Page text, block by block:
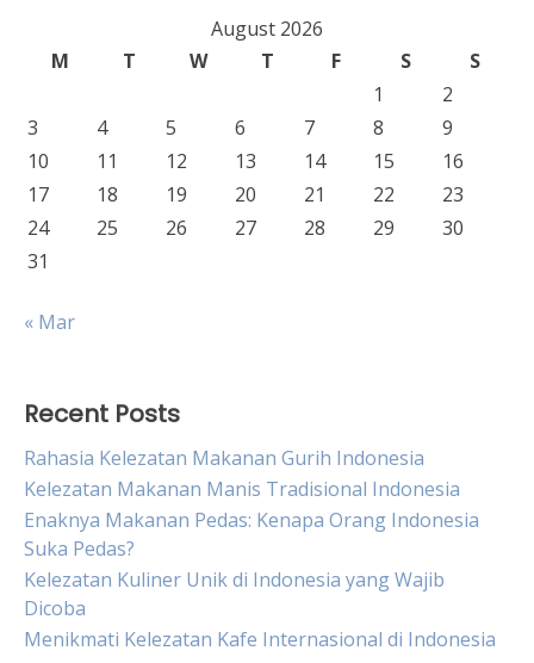
August 2026
M
T W T F S
S
1
2
3
4 5 6 7 8
9
10
11 12 13 14 15
16
17
18 19 20 21 22
23
24
25 26 27 28 29
30
31
« Mar
Recent Posts
Rahasia Kelezatan Makanan Gurih Indonesia
Kelezatan Makanan Manis Tradisional Indonesia
Enaknya Makanan Pedas: Kenapa Orang Indonesia
Suka Pedas?
Kelezatan Kuliner Unik di Indonesia yang Wajib
Dicoba
Menikmati Kelezatan Kafe Internasional di Indonesia